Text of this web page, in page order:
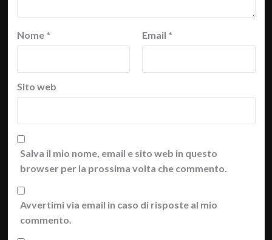
Nome * Email *
Sito web
Salva il mio nome, email e sito web in questo
browser per la prossima volta che commento.
Avvertimi via email in caso di risposte al mio
commento.